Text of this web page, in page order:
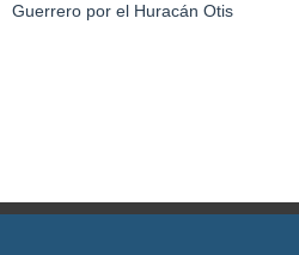
Guerrero por el Huracán Otis